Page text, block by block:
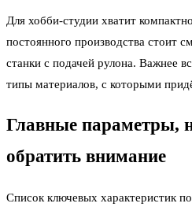
Для хобби-студии хватит
постоянного производства стоит
станки с подачей рулона. Важнее
типы материалов, с которыми
Главные параметры,
обратить внимание
Список ключевых характеристик